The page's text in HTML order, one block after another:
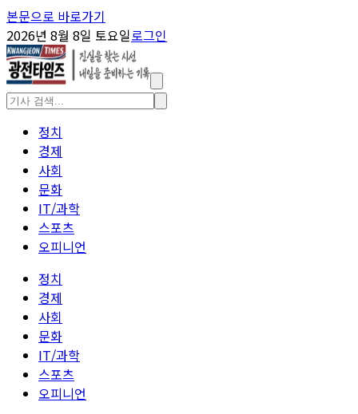
본문으로 바로가기
2026년 8월 8일 토요일로그인
정치
경제
사회
문화
IT/과학
스포츠
오피니언
정치
경제
사회
문화
IT/과학
스포츠
오피니언